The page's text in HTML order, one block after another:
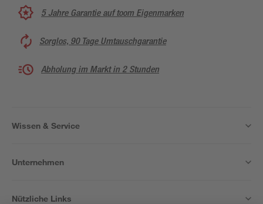
5 Jahre Garantie auf toom Eigenmarken
Sorglos, 90 Tage Umtauschgarantie
Abholung im Markt in 2 Stunden
Wissen & Service
Unternehmen
Nützliche Links